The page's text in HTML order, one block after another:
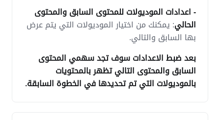
- اعدادات الموديولات للمحتوى السابق والمحتوى
الحالي: يمكنك من اختيار الموديولات التي يتم عرض
بها السابق والتالي.
بعد ضبط الاعدادات سوف تجد سهمي المحتوى
السابق والمحتوى التالي تظهر بالمحتويات
بالموديولات التي تم تحديدها في الخطوة السابقة.